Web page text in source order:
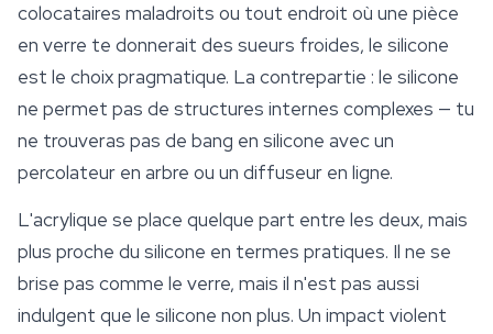
colocataires maladroits ou tout endroit où une pièce
en verre te donnerait des sueurs froides, le silicone
est le choix pragmatique. La contrepartie : le silicone
ne permet pas de structures internes complexes — tu
ne trouveras pas de bang en silicone avec un
percolateur en arbre ou un diffuseur en ligne.
L'acrylique se place quelque part entre les deux, mais
plus proche du silicone en termes pratiques. Il ne se
brise pas comme le verre, mais il n'est pas aussi
indulgent que le silicone non plus. Un impact violent